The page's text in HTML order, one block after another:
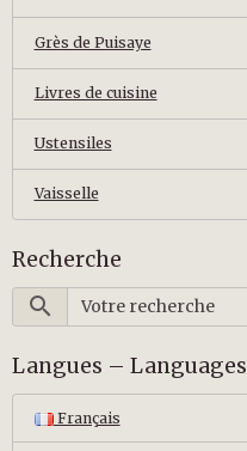
Grès de Puisaye
Livres de cuisine
Ustensiles
Vaisselle
Recherche
Langues – Languages
Français